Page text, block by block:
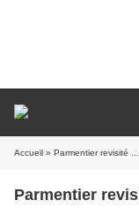
Accueil » Parmentier revisité ...
Parmentier